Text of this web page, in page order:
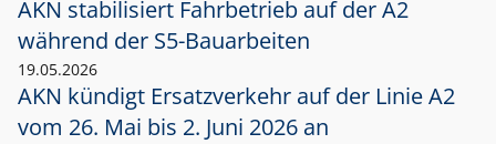
AKN stabilisiert Fahrbetrieb auf der A2
während der S5-Bauarbeiten
19.05.2026
AKN kündigt Ersatzverkehr auf der Linie A2
vom 26. Mai bis 2. Juni 2026 an